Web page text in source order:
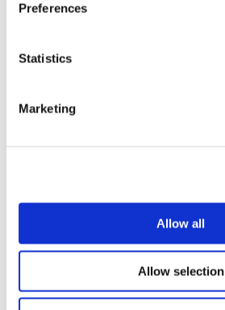
Preferences
Statistics
Marketing
Allow all
Allow selection